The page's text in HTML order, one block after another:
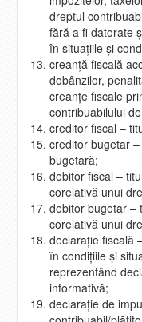
dreptul
fără a fi datorate
în situaţiile şi
creanţă fiscală
dobânzilor,
creanţe fiscale
contribuabilului
creditor fiscal –
creditor bugetar
bugetară;
debitor fiscal –
corelativă unui
debitor bugetar –
corelativă unui
declaraţie fiscală
în condiţiile şi
reprezentând
informativă;
declaraţie de